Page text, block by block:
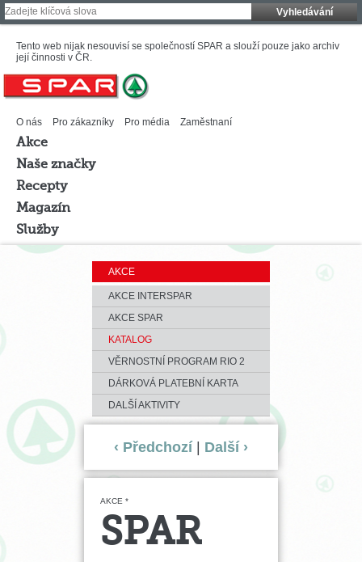
Vyhledávání
Tento web nijak nesouvisí se společností SPAR a slouží pouze jako archiv
její činnosti v ČR.
O nás Pro zákazníky Pro média Zaměstnaní
Akce
Naše značky
Recepty
Magazín
Služby
AKCE
AKCE INTERSPAR
AKCE SPAR
KATALOG
VĚRNOSTNÍ PROGRAM RIO 2
DÁRKOVÁ PLATEBNÍ KARTA
DALŠÍ AKTIVITY
‹ Předchozí Další ›
AKCE *
SPAR